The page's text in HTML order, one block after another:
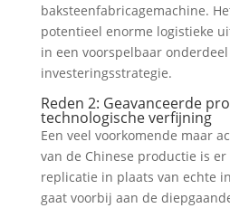
baksteenfabricagemachine.
potentieel enorme logistieke
in een voorspelbaar
investeringsstrategie.
Reden 2: Geavanceerde
technologische verfijning
Een veel voorkomende maar
van de Chinese productie is
replicatie in plaats van echte
gaat voorbij aan de